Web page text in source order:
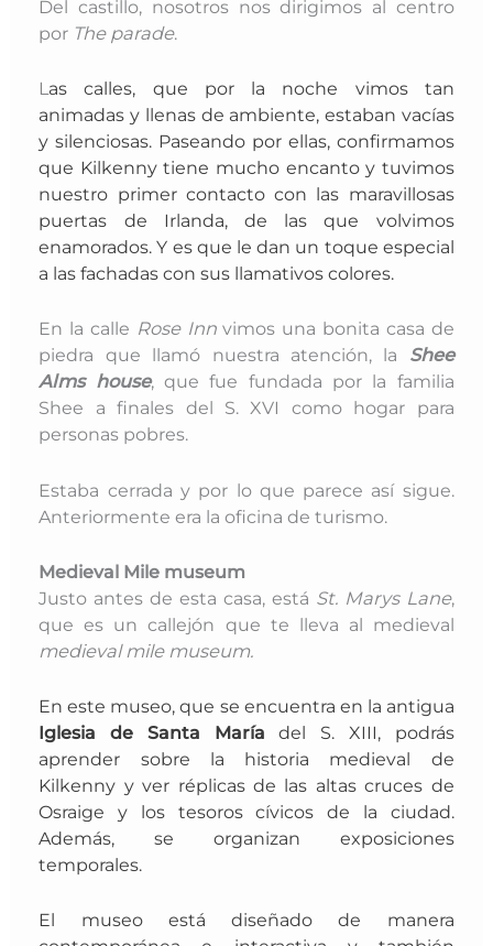
Del castillo, nosotros nos dirigimos al centro
por The parade.
Las calles, que por la noche vimos tan
animadas y llenas de ambiente, estaban vacías
y silenciosas. Paseando por ellas, confirmamos
que Kilkenny tiene mucho encanto y tuvimos
nuestro primer contacto con las maravillosas
puertas de Irlanda, de las que volvimos
enamorados. Y es que le dan un toque especial
a las fachadas con sus llamativos colores.
En la calle Rose Innvimos una bonita casa de
piedra que llamó nuestra atención, la Shee
Alms house, que fue fundada por la familia
Shee a finales del S. XVI como hogar para
personas pobres.
Estaba cerrada y por lo que parece así sigue.
Anteriormente era la oficina de turismo.
Medieval Mile museum
Justo antes de esta casa, está St. Marys Lane,
que es un callejón que te lleva al medieval
medieval mile museum.
En este museo, que se encuentra en la antigua
Iglesia de Santa María del S. XIII, podrás
aprender sobre la historia medieval de
Kilkenny y ver réplicas de las altas cruces de
Osraige y los tesoros cívicos de la ciudad.
Además, se organizan exposiciones
temporales.
El museo está diseñado de manera